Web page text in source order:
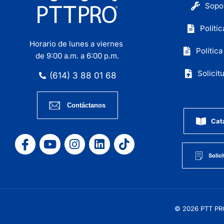
Horario de lunes a viernes
de 9:00 a.m. a 6:00 p.m.
(614) 3 88 01 68
Contáctanos
© 2026 PTT